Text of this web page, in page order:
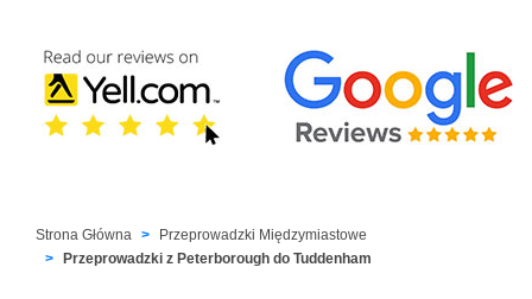
Strona Główna
Przeprowadzki Międzymiastowe
Przeprowadzki z Peterborough do Tuddenham